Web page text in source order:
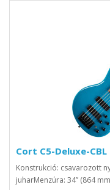
Cort C5-Deluxe-CBL
Konstrukció: csavarozott
juharMenzúra: 34” (864